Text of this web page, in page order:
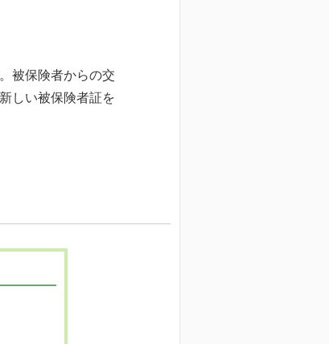
被保険者からの交
しい被保険者証を